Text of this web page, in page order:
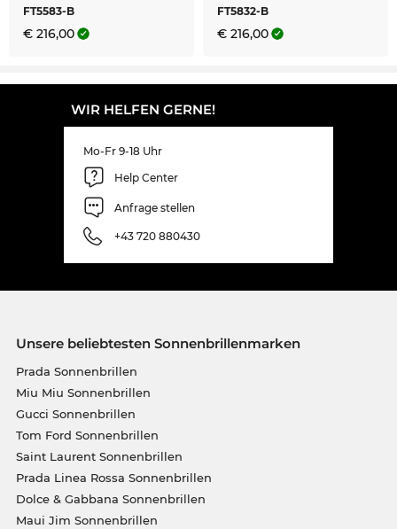
FT5583-B
€ 216,00
FT5832-B
€ 216,00
WIR HELFEN GERNE!
Mo-Fr 9-18 Uhr
Help Center
Anfrage stellen
+43 720 880430
Unsere beliebtesten Sonnenbrillenmarken
Prada Sonnenbrillen
Miu Miu Sonnenbrillen
Gucci Sonnenbrillen
Tom Ford Sonnenbrillen
Saint Laurent Sonnenbrillen
Prada Linea Rossa Sonnenbrillen
Dolce & Gabbana Sonnenbrillen
Maui Jim Sonnenbrillen